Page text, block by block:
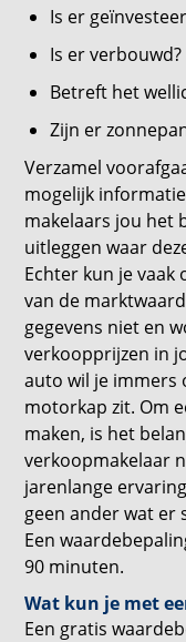
Is er
Is er verbouwd?
Betreft het
Zijn er
Verzamel
mogelijk
makelaars jou het
uitleggen waar
Echter kun je vaak
van de
gegevens niet en
verkoopprijzen in
auto wil je immers
motorkap zit. Om
maken, is het
verkoopmakelaar
jarenlange
geen ander wat er
Een
90 minuten.
Wat kun je met
Een gratis